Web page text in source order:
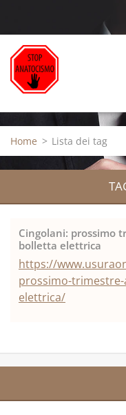
Home > Lista dei tag
Cingolani: prossimo
bolletta elettrica
https://
prossimo-
elettrica/